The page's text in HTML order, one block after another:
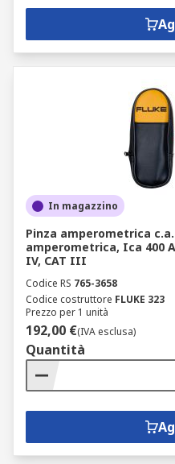
In magazzino
Pinza amperometrica c.a.
amperometrica, Ica 400
IV, CAT III
Codice RS 765-3658
Codice costruttore FLUKE 323
Prezzo per 1 unità
192,00 €(IVA esclusa)
Quantità